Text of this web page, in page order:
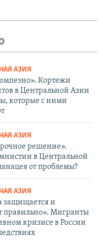
АЗИЯ
Кортежи
в Центральной Азии
которые с ними
АЗИЯ
решение».
в Центральной
от проблемы?
АЗИЯ
защищается и
правильно». Мигранты
кризисе в России